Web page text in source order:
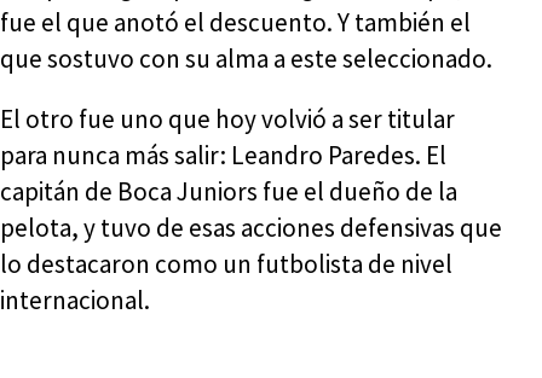
fue el que anotó el descuento. Y también el
que sostuvo con su alma a este seleccionado.
El otro fue uno que hoy volvió a ser titular
para nunca más salir: Leandro Paredes. El
capitán de Boca Juniors fue el dueño de la
pelota, y tuvo de esas acciones defensivas que
lo destacaron como un futbolista de nivel
internacional.